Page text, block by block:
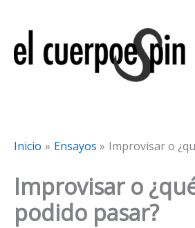
contenido
Inicio Ensayos Improvisar o
Improvisar o
podido pasar?